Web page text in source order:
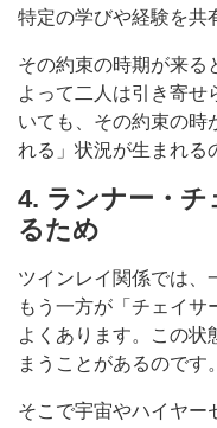
特定の学びや経験を共
その約束の時期が来る
よって二人は引き寄せ
いても、その約束の時
れる」状況が生まれる
4. ランナー・チ
るため
ツインレイ関係では、
もう一方が「チェイ
よくあります。この状
まうことがあるのです。
そこで宇宙やハイヤー